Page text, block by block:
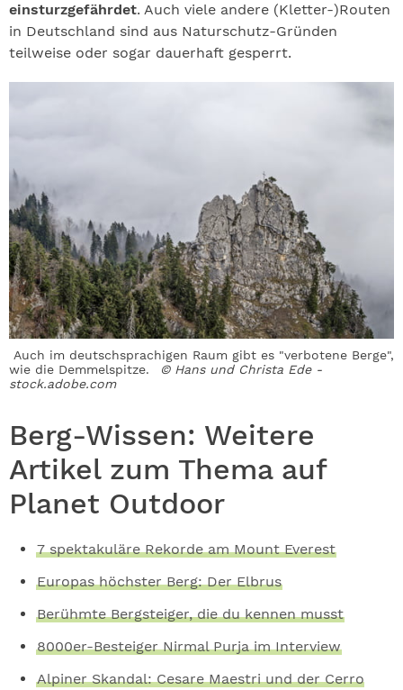
einsturzgefährdet. Auch viele andere (Kletter-)Routen
in Deutschland sind aus Naturschutz-Gründen
teilweise oder sogar dauerhaft gesperrt.
Auch im deutschsprachigen Raum gibt es "verbotene Berge",
wie die Demmelspitze.
© Hans und Christa Ede -
stock.adobe.com
Berg-Wissen: Weitere
Artikel zum Thema auf
Planet Outdoor
7 spektakuläre Rekorde am Mount Everest
Europas höchster Berg: Der Elbrus
Berühmte Bergsteiger, die du kennen musst
8000er-Besteiger Nirmal Purja im Interview
Alpiner Skandal: Cesare Maestri und der Cerro